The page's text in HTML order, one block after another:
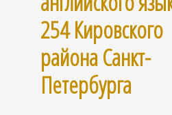
254 Кировского
района Санкт-
Петербурга